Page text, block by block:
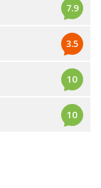
7.9
3.5
10
10